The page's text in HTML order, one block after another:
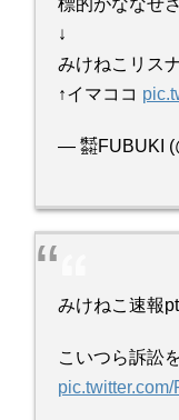
標的がななせ
↓
みけねこリス
↑イマココ
— ㍿FUBUKI
みけねこ速報
こいつら訴訟